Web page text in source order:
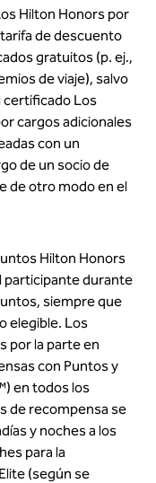
Hilton Honors por
de descuento
gratuitos (p. ej.,
de viaje), salvo
certificado Los
cargos adicionales
con un
de un socio de
de otro modo en el
Hilton Honors
participante durante
siempre que
elegible. Los
por la parte en
con Puntos y
en todos los
de recompensa se
y noches a los
para la
(según se